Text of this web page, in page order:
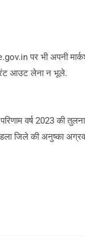
पर भी अपनी
आउट लेना न भूले.
वर्ष 2023 की
जिले की अनुष्का